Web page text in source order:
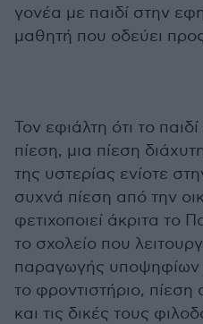
γονέα με παιδί στην
μαθητή που οδεύει προς
Τον εφιάλτη ότι το
πίεση, μια πίεση
της υστερίας ενίοτε
συχνά πίεση από την
φετιχοποιεί άκριτα το
το σχολείο που
παραγωγής υποψηφίων
το φροντιστήριο,
και τις δικές τους